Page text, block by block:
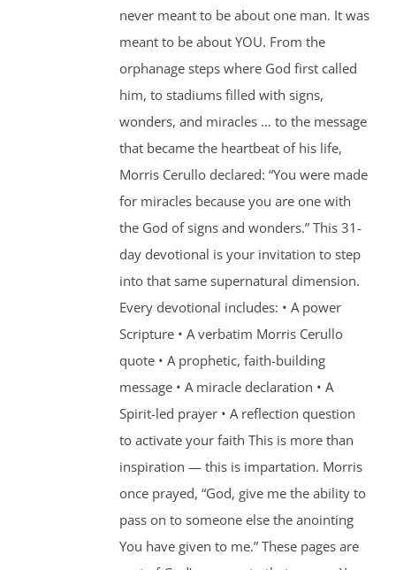
never meant to be about one man. It was
meant to be about YOU. From the
orphanage steps where God first called
him, to stadiums filled with signs,
wonders, and miracles … to the message
that became the heartbeat of his life,
Morris Cerullo declared: “You were made
for miracles because you are one with
the God of signs and wonders.” This 31-
day devotional is your invitation to step
into that same supernatural dimension.
Every devotional includes: • A power
Scripture • A verbatim Morris Cerullo
quote • A prophetic, faith-building
message • A miracle declaration • A
Spirit-led prayer • A reflection question
to activate your faith This is more than
inspiration — this is impartation. Morris
once prayed, “God, give me the ability to
pass on to someone else the anointing
You have given to me.” These pages are